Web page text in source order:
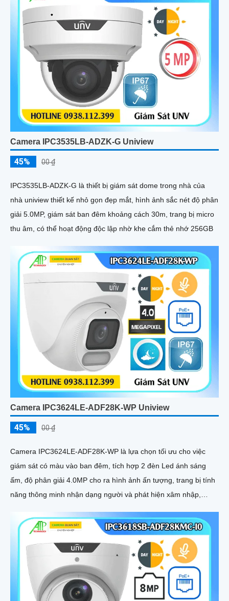
Camera IPC3535LB-ADZK-G Uniview
45% 00 ₫
IPC3535LB-ADZK-G là thiết bị giám sát dome trong nhà của
nhà uniview thiết kế nhỏ gọn đẹp mắt, hình ảnh sắc nét độ phân
giải 5.0MP, giám sát ban đêm khoảng cách 30m, trang bị micro
thu âm, có thể hoạt động độc lập nhờ khe cắm thẻ nhớ 256GB
Camera IPC3624LE-ADF28K-WP Uniview
45% 00 ₫
Camera IPC3624LE-ADF28K-WP là lựa chọn tối ưu cho việc
giám sát có màu vào ban đêm, tích hợp 2 đèn Led ánh sáng
ấm, độ phân giải 4.0MP cho ra hình ảnh ấn tượng, trang bị tính
năng thông minh nhận dạng người và phát hiện xâm nhập,